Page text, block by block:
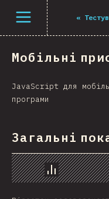
Open menu «
Мобільні
JavaScript для
програми
Загальні
Chart
Navigated to The State